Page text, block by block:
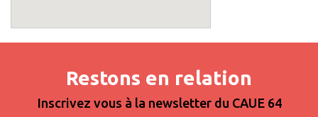
Restons en relation
Inscrivez vous à la newsletter du CAUE 64